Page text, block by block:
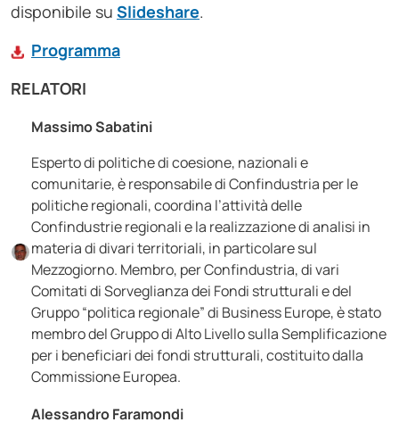
disponibile su Slideshare.
Programma
RELATORI
Massimo Sabatini
Esperto di politiche di coesione, nazionali e
comunitarie, è responsabile di Confindustria per le
politiche regionali, coordina l’attività delle
Confindustrie regionali e la realizzazione di analisi in
materia di divari territoriali, in particolare sul
Mezzogiorno. Membro, per Confindustria, di vari
Comitati di Sorveglianza dei Fondi strutturali e del
Gruppo “politica regionale” di Business Europe, è stato
membro del Gruppo di Alto Livello sulla Semplificazione
per i beneficiari dei fondi strutturali, costituito dalla
Commissione Europea.
Alessandro Faramondi